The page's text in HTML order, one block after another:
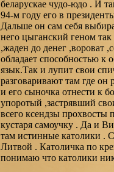
беларускае чудо-юдо . И
94-м году его в
Дальше он сам себя
него цыганский геном
,жаден до денег ,вороват
обладает способностью
язык.Так и лупит свои
разговаривают там где
и его сыночка отнести к
упоротый ,застрявший
всего ксендзы прохвосты
кустаря самоучку . Да и
там истинные католики .
Литвой . Католичка по
понимаю что католики